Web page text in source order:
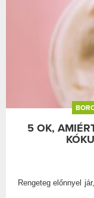
5 OK,
Rengeteg előnnyel